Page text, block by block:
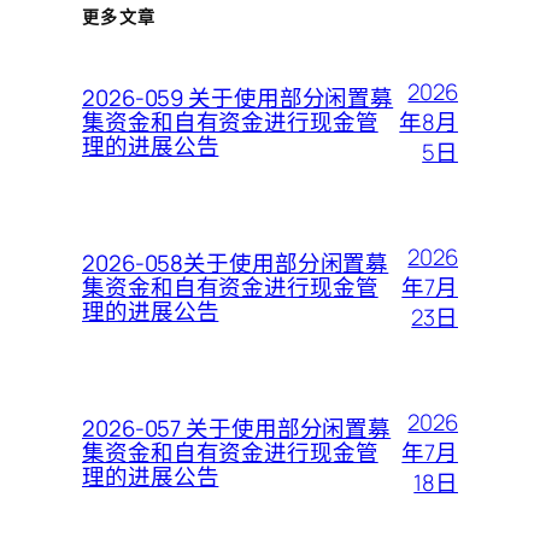
更多文章
2026-059 关于使用部分闲置募
集资金和自有资金进行现金管
理的进展公告
2026
年8月
5日
2026-058关于使用部分闲置募
集资金和自有资金进行现金管
理的进展公告
2026
年7月
23日
2026-057 关于使用部分闲置募
集资金和自有资金进行现金管
理的进展公告
2026
年7月
18日